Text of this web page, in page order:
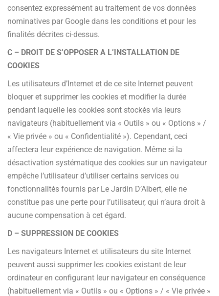
consentez expressément au traitement de vos données
nominatives par Google dans les conditions et pour les
finalités décrites ci-dessus.
C – DROIT DE S’OPPOSER A L’INSTALLATION DE
COOKIES
Les utilisateurs d’Internet et de ce site Internet peuvent
bloquer et supprimer les cookies et modifier la durée
pendant laquelle les cookies sont stockés via leurs
navigateurs (habituellement via « Outils » ou « Options » /
« Vie privée » ou « Confidentialité »). Cependant, ceci
affectera leur expérience de navigation. Même si la
désactivation systématique des cookies sur un navigateur
empêche l’utilisateur d’utiliser certains services ou
fonctionnalités fournis par Le Jardin D’Albert, elle ne
constitue pas une perte pour l’utilisateur, qui n’aura droit à
aucune compensation à cet égard.
D – SUPPRESSION DE COOKIES
Les navigateurs Internet et utilisateurs du site Internet
peuvent aussi supprimer les cookies existant de leur
ordinateur en configurant leur navigateur en conséquence
(habituellement via « Outils » ou « Options » / « Vie privée »